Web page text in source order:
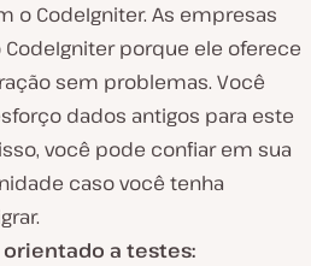
o CodeIgniter. As empresas
porque ele oferece
sem problemas. Você
dados antigos para este
você pode confiar em sua
caso você tenha
a testes: